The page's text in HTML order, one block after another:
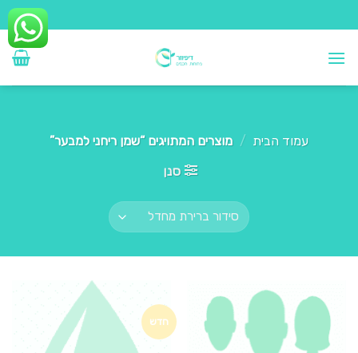
to
content
עמוד הבית / מוצרים המתויגים “שמן ריחני למבער”
סנן
חדש